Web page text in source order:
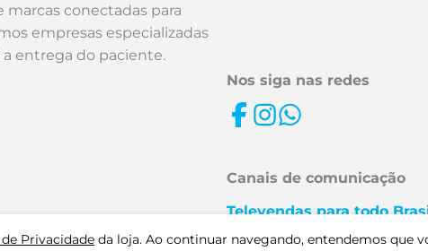
Privacidade da loja. Ao continuar navegando, entendemos que
marcas conectadas para
empresas especializadas
a entrega do paciente.
Nos siga nas redes
Canais de comunicação
Televendas para todo